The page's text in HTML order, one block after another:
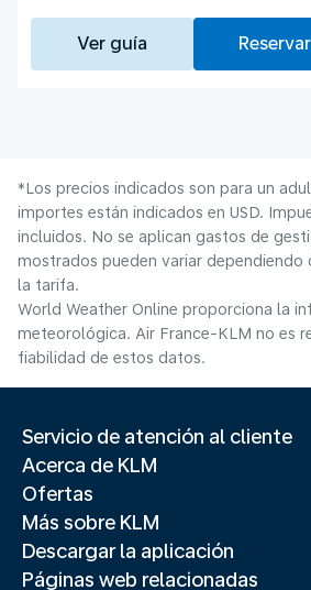
Ver guía
*Los precios indicados son para un
importes están indicados en USD.
incluidos. No se aplican gastos de
mostrados pueden variar dependiendo
la tarifa.
World Weather Online proporciona la
meteorológica. Air France-KLM no es
fiabilidad de estos datos.
Servicio de atención al cliente
Acerca de KLM
Ofertas
Más sobre KLM
Descargar la aplicación
Páginas web relacionadas